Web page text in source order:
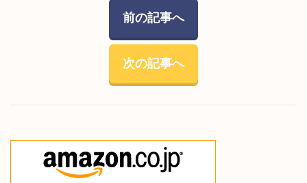
前の記事へ
次の記事へ